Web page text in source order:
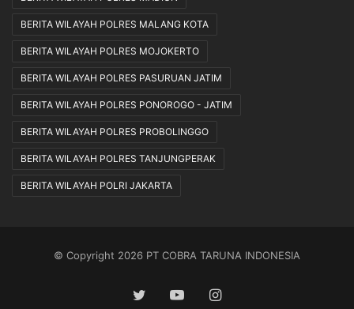
BERITA WILAYAH POLRES MALANG KOTA
BERITA WILAYAH POLRES MOJOKERTO
BERITA WILAYAH POLRES PASURUAN JATIM
BERITA WILAYAH POLRES PONOROGO - JATIM
BERITA WILAYAH POLRES PROBOLINGGO
BERITA WILAYAH POLRES TANJUNGPERAK
BERITA WILAYAH POLRI JAKARTA
© Copyright 2026 PT COBRA TARUNA INDONESIA
TwitterYouTubeInstagram